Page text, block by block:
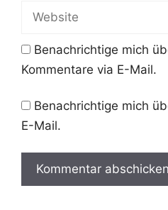
Website
Benachrichtige mich
Kommentare via E-Mail.
Benachrichtige mich
E-Mail.